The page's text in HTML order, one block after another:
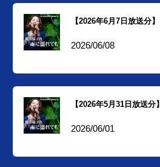
【2026年6月7日放送分】
2026/06/08
【2026年5月31日放送分】
2026/06/01